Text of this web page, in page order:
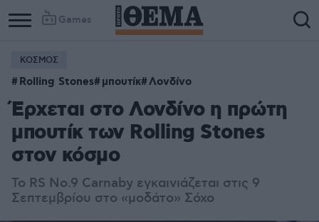
Games
ΚΟΣΜΟΣ
Rolling Stones μπουτίκ Λονδίνο
Έρχεται στο Λονδίνο η πρώτη
μπουτίκ των Rolling Stones
στον κόσμο
Το RS No.9 Carnaby εγκαινιάζεται στις 9
Σεπτεμβρίου στο «μοδάτο» Σόχο